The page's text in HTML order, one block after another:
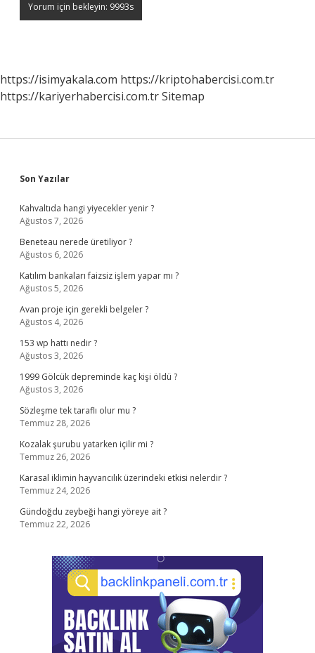
https://isimyakala.com https://kriptohabercisi.com.tr
https://kariyerhabercisi.com.trSitemap
Sidebar
Son Yazılar
Kahvaltıda hangi yiyecekler yenir ?
Ağustos 7, 2026
Beneteau nerede üretiliyor ?
Ağustos 6, 2026
Katılım bankaları faizsiz işlem yapar mı ?
Ağustos 5, 2026
Avan proje için gerekli belgeler ?
Ağustos 4, 2026
153 wp hattı nedir ?
Ağustos 3, 2026
1999 Gölcük depreminde kaç kişi öldü ?
Ağustos 3, 2026
Sözleşme tek taraflı olur mu ?
Temmuz 28, 2026
Kozalak şurubu yatarken içilir mi ?
Temmuz 26, 2026
Karasal iklimin hayvancılık üzerindeki etkisi nelerdir ?
Temmuz 24, 2026
Gündoğdu zeybeği hangi yöreye ait ?
Temmuz 22, 2026